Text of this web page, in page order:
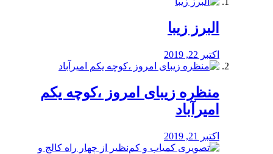
البرز زیبا
اکتبر 22, 2019
منظره‌‌ زیبای امروز ،کوچه یکم
امیرآباد
اکتبر 21, 2019